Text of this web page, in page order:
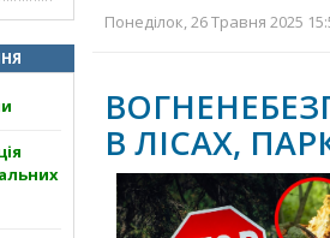
Понеділок, 26 Травня 2025
В ЛІСАХ,